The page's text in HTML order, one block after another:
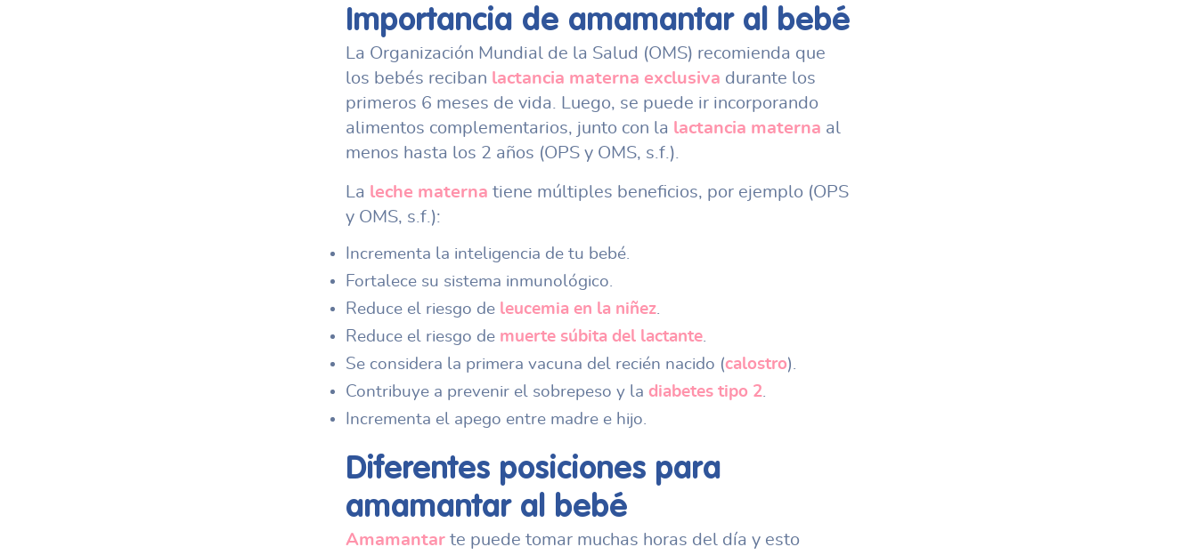
Importancia de amamantar al bebé
La Organización Mundial de la Salud (OMS) recomienda que
los bebés reciban lactancia materna exclusiva durante los
primeros 6 meses de vida. Luego, se puede ir incorporando
alimentos complementarios, junto con la lactancia materna al
menos hasta los 2 años (OPS y OMS, s.f.).
La leche materna tiene múltiples beneficios, por ejemplo (OPS
y OMS, s.f.):
Incrementa la inteligencia de tu bebé.
Fortalece su sistema inmunológico.
Reduce el riesgo de leucemia en la niñez.
Reduce el riesgo de muerte súbita del lactante.
Se considera la primera vacuna del recién nacido (calostro).
Contribuye a prevenir el sobrepeso y la diabetes tipo 2.
Incrementa el apego entre madre e hijo.
Diferentes posiciones para
amamantaral bebé
Amamantarte puede tomar muchas horas del día y esto